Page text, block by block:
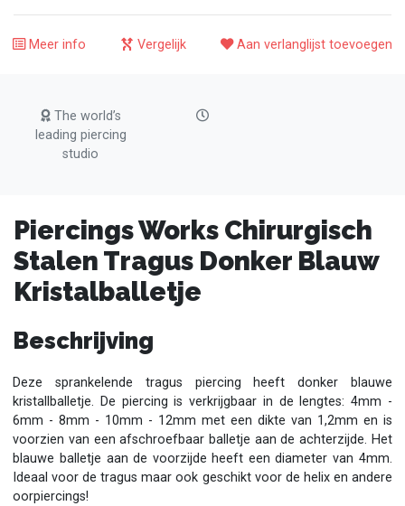
Meer info Vergelijk Aan verlanglijst toevoegen
The world’s
leading piercing
studio
Piercings Works Chirurgisch
Stalen Tragus Donker Blauw
Kristalballetje
Beschrijving
Deze sprankelende tragus piercing heeft donker blauwe
kristallballetje. De piercing is verkrijgbaar in de lengtes: 4mm -
6mm - 8mm - 10mm - 12mm met een dikte van 1,2mm en is
voorzien van een afschroefbaar balletje aan de achterzijde. Het
blauwe balletje aan de voorzijde heeft een diameter van 4mm.
Ideaal voor de tragus maar ook geschikt voor de helix en andere
oorpiercings!